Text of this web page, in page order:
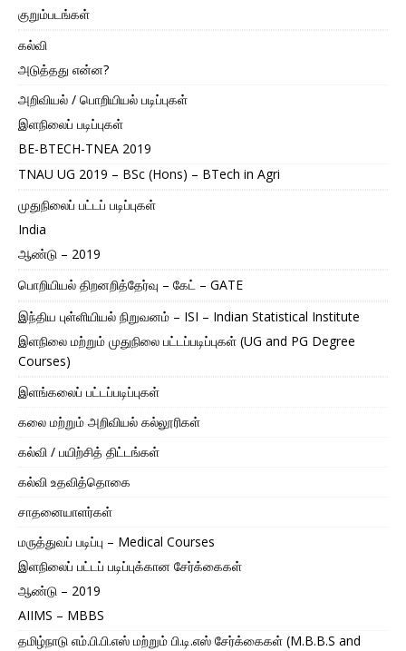
குறும்படங்கள்
கல்வி
அடுத்தது என்ன?
அறிவியல் / பொறியியல் படிப்புகள்
இளநிலைப் படிப்புகள்
BE-BTECH-TNEA 2019
TNAU UG 2019 – BSc (Hons) – BTech in Agri
முதுநிலைப் பட்டப் படிப்புகள்
India
ஆண்டு – 2019
பொறியியல் திறனறித்தேர்வு – கேட் – GATE
இந்திய புள்ளியியல் நிறுவனம் – ISI – Indian Statistical Institute
இளநிலை மற்றும் முதுநிலை பட்டப்படிப்புகள் (UG and PG Degree
Courses)
இளங்கலைப் பட்டப்படிப்புகள்
கலை மற்றும் அறிவியல் கல்லூரிகள்
கல்வி / பயிற்சித் திட்டங்கள்
கல்வி உதவித்தொகை
சாதனையாளர்கள்
மருத்துவப் படிப்பு – Medical Courses
இளநிலைப் பட்டப் படிப்புக்கான சேர்க்கைகள்
ஆண்டு – 2019
AIIMS – MBBS
தமிழ்நாடு எம்.பி.பி.எஸ் மற்றும் பி.டி.எஸ் சேர்க்கைகள் (M.B.B.S and